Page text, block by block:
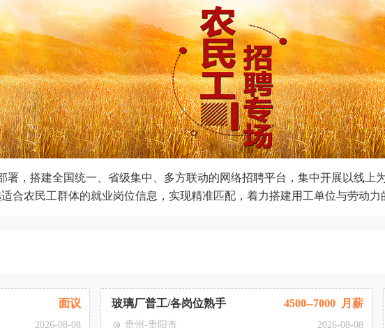
，搭建全国统一、省级集中、多方联动的网络招聘平台，集中开展以线上
合农民工群体的就业岗位信息，实现精准匹配，着力搭建用工单位与劳动力
面议
2026-08-08
玻璃厂普工/各岗位熟手 4500--7000 月薪
贵州-贵阳市 2026-08-08